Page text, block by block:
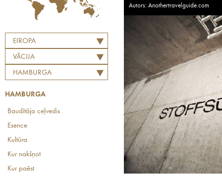
EIROPA
VĀCIJA
HAMBURGA
HAMBURGA
Baudītāja ceļvedis
Esence
Kultūra
Kur nakšņot
Kur paēst
Autors: Anothertravelguide.com